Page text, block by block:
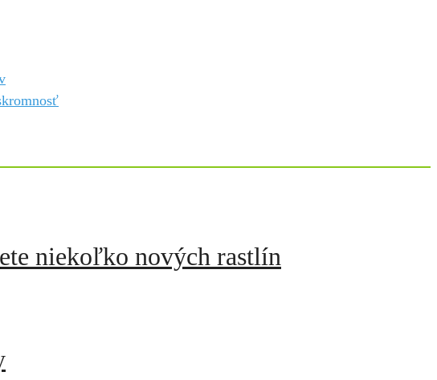
niekoľko nových rastlín